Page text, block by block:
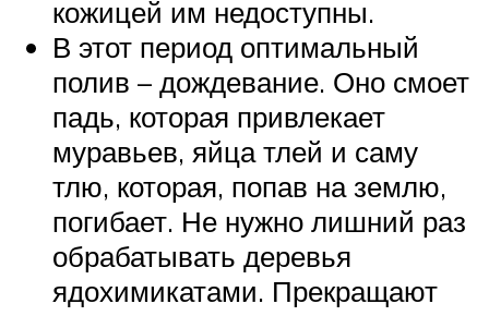
кожицей им недоступны.
В этот период оптимальный
полив – дождевание. Оно смоет
падь, которая привлекает
муравьев, яйца тлей и саму
тлю, которая, попав на землю,
погибает. Не нужно лишний раз
обрабатывать деревья
ядохимикатами. Прекращают